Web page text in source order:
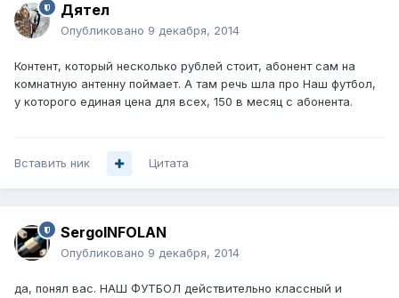
Дятел
Опубликовано 9 декабря, 2014
Контент, который несколько рублей стоит, абонент сам на
комнатную антенну поймает. А там речь шла про Наш футбол,
у которого единая цена для всех, 150 в месяц с абонента.
Вставить ник Цитата
SergoINFOLAN
Опубликовано 9 декабря, 2014
да, понял вас. НАШ ФУТБОЛ действительно классный и